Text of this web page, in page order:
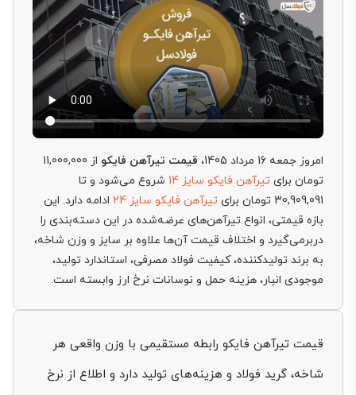
امروز جمعه 16 مرداد 1405، قیمت تیرآهن فایکو
از 11,000,000
تومان برای تیرآهن فایکو سایز 14
شروع می‌شود و تا
30,909,091 تومان برای
تیرآهن فایکو سایز 24
ادامه دارد. این
بازه قیمتی، انواع تیرآهن‌های عرضه‌شده در این دسته‌بندی را
دربرمی‌گیرد و اختلاف قیمت آن‌ها علاوه بر سایز و وزن شاخه،
به برند تولیدکننده، کیفیت فولاد مصرفی، استاندارد تولید،
موجودی انبار، هزینه حمل و نوسانات نرخ ارز وابسته است.
قیمت تیرآهن فایکو رابطه مستقیمی با وزن واقعی هر
شاخه، گرید فولاد و هزینه‌های تولید دارد و اطلاع از نرخ